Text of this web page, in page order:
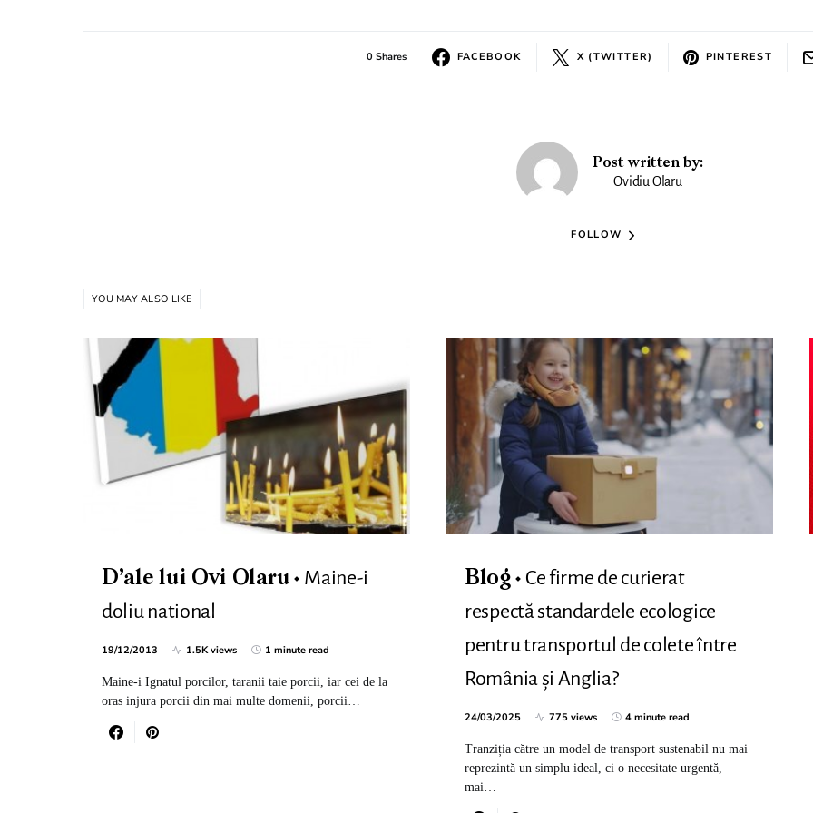
0 Shares FACEBOOK X (TWITTER) PINTEREST
Post written by:
Ovidiu Olaru
FOLLOW
YOU MAY ALSO LIKE
D’ale lui Ovi Olaru
Maine-i
doliu national
19/12/2013 1.5K views 1 minute read
Maine-i Ignatul porcilor, taranii taie porcii, iar cei de la
oras injura porcii din mai multe domenii, porcii…
Blog
Ce firme de curierat
respectă standardele ecologice
pentru transportul de colete între
România și Anglia?
24/03/2025 775 views 4 minute read
Tranziția către un model de transport sustenabil nu mai
reprezintă un simplu ideal, ci o necesitate urgentă,
mai…